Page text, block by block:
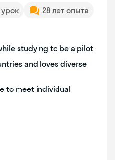
урок
28 лет опыта
studying to be a pilot
and loves diverse
to meet individual